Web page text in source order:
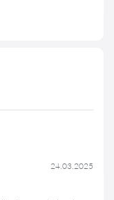
24.03.2025